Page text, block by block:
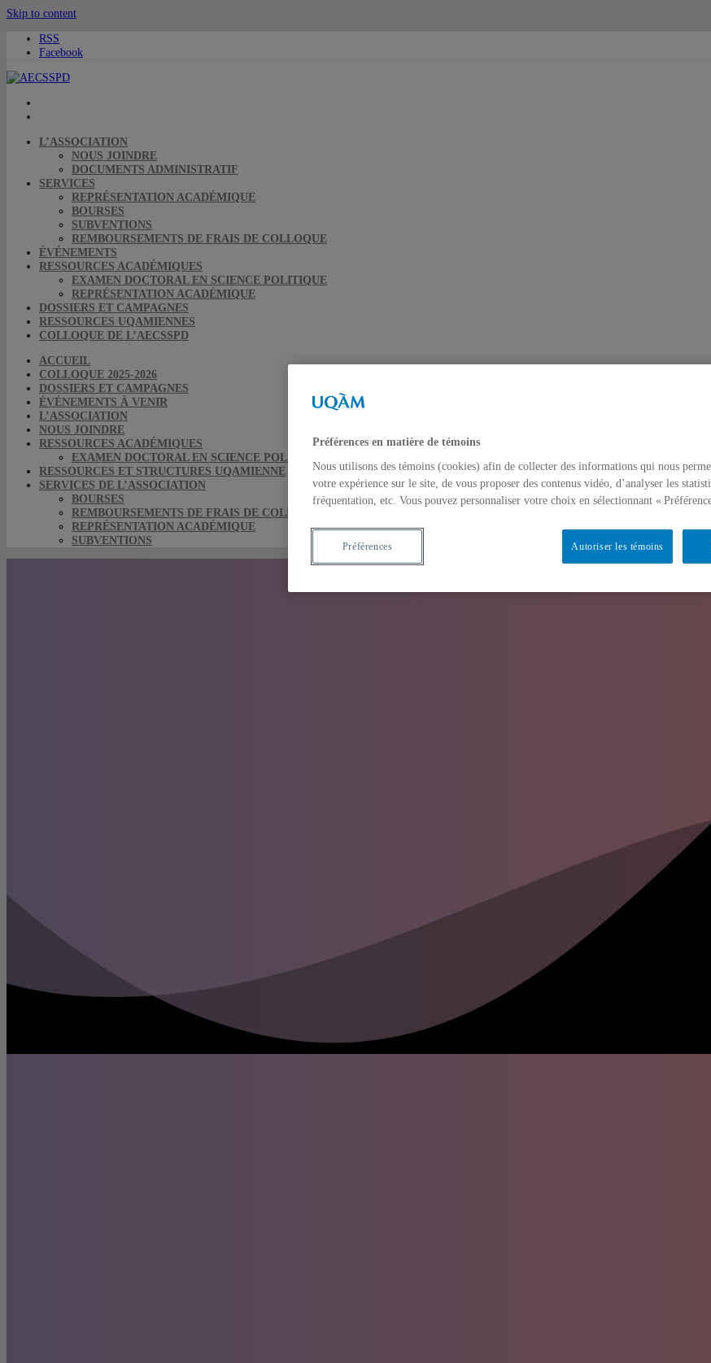
Skip to content
RSS
Facebook
L’ASSOCIATION
NOUS JOINDRE
DOCUMENTS ADMINISTRATIF
SERVICES
REPRÉSENTATION ACADÉMIQUE
BOURSES
SUBVENTIONS
REMBOURSEMENTS DE FRAIS DE COLLOQUE
ÉVÉNEMENTS
RESSOURCES ACADÉMIQUES
EXAMEN DOCTORAL EN SCIENCE POLITIQUE
REPRÉSENTATION ACADÉMIQUE
DOSSIERS ET CAMPAGNES
RESSOURCES UQAMIENNES
COLLOQUE DE L’AECSSPD
ACCUEIL
COLLOQUE 2025-2026
DOSSIERS ET CAMPAGNES
ÉVÉNEMENTS À VENIR
L’ASSOCIATION
NOUS JOINDRE
RESSOURCES ACADÉMIQUES
EXAMEN DOCTORAL EN SCIENCE POLITIQUE
RESSOURCES ET STRUCTURES UQAMIENNE
SERVICES DE L’ASSOCIATION
BOURSES
REMBOURSEMENTS DE FRAIS DE COLLOQUE
REPRÉSENTATION ACADÉMIQUE
SUBVENTIONS
Préférences en matière de témoins
Nous utilisons des témoins (cookies) afin de collecter des informations qui nous
votre expérience sur le site, de vous proposer des contenus vidéo, d’analyser les
fréquentation, etc. Vous pouvez personnaliser votre choix en sélectionnant «
Autoriser les témoins
Préférences